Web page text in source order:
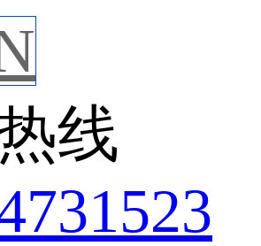
线
1523